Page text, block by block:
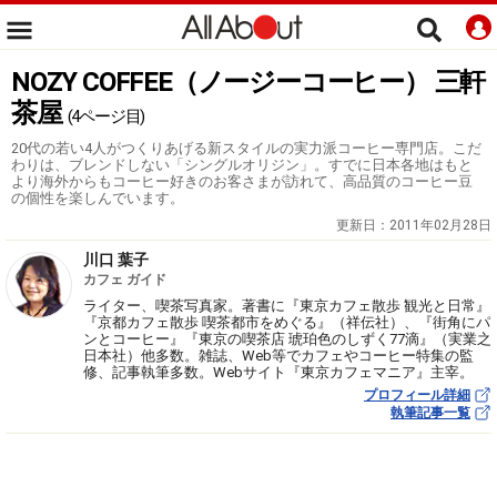
NOZY COFFEE（ノージーコーヒー） 三軒
茶屋 (4ページ目)
20代の若い4人がつくりあげる新スタイルの実力派コーヒー専門店。こだ
わりは、ブレンドしない「シングルオリジン」。すでに日本各地はもと
より海外からもコーヒー好きのお客さまが訪れて、高品質のコーヒー豆
の個性を楽しんでいます。
更新日： 2011年02月28日
川口 葉子
カフェ ガイド
ライター、喫茶写真家。著書に『東京カフェ散歩 観光と日常』
『京都カフェ散歩 喫茶都市をめぐる』（祥伝社）、『街角にパ
ンとコーヒー』『東京の喫茶店 琥珀色のしずく77滴』（実業之
日本社）他多数。雑誌、Web等でカフェやコーヒー特集の監
修、記事執筆多数。Webサイト『東京カフェマニア』主宰。
プロフィール詳細
執筆記事一覧